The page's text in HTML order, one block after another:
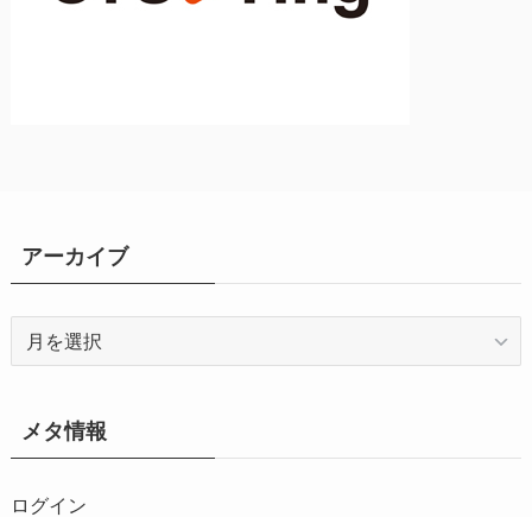
アーカイブ
メタ情報
ログイン